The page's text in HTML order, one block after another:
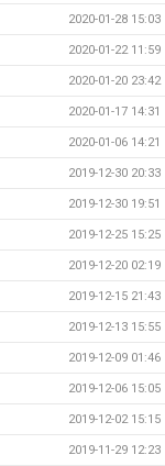
2020-01-28 15:03
2020-01-22 11:59
2020-01-20 23:42
2020-01-17 14:31
2020-01-06 14:21
2019-12-30 20:33
2019-12-30 19:51
2019-12-25 15:25
2019-12-20 02:19
2019-12-15 21:43
2019-12-13 15:55
2019-12-09 01:46
2019-12-06 15:05
2019-12-02 15:15
2019-11-29 12:23